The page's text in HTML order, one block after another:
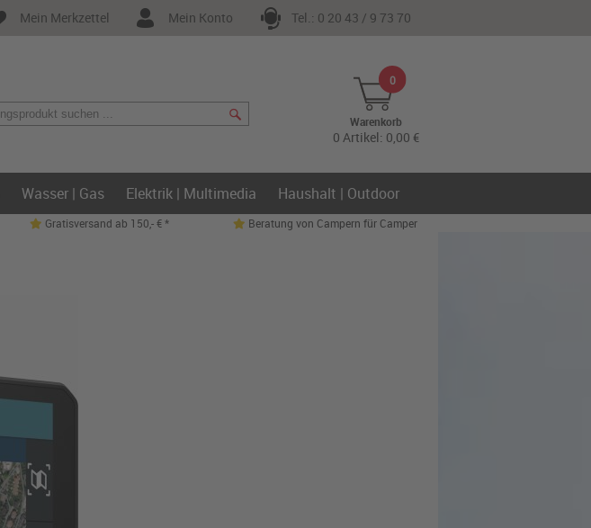
Tel.: 0 20 43 / 9 73 70
Mein Konto
Mein Merkzettel
0
Warenkorb
0 Artikel: 0,00 €
Wasser | Gas Elektrik | Multimedia Haushalt | Outdoor
Gratisversand ab 150,- € * Beratung von Campern für Camper